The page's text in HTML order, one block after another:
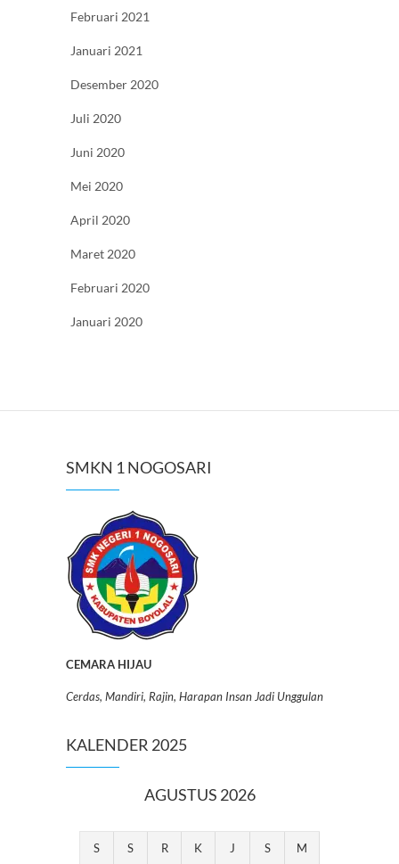
Februari 2021
Januari 2021
Desember 2020
Juli 2020
Juni 2020
Mei 2020
April 2020
Maret 2020
Februari 2020
Januari 2020
SMKN 1 NOGOSARI
CEMARA HIJAU
Cerdas, Mandiri, Rajin, Harapan Insan Jadi Unggulan
KALENDER 2025
AGUSTUS 2026
S S R K J S M